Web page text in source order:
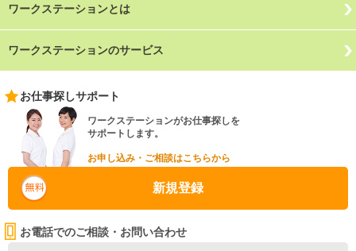
ワークステーションとは
ワークステーションのサービス
お仕事探しサポート
ワークステーションがお仕事探しを
サポートします。
お申し込み・ご相談はこちらから
新規登録
お電話でのご相談・お問い合わせ